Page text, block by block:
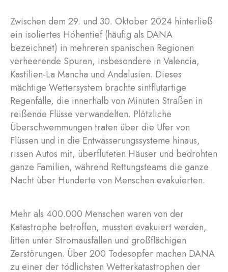
Zwischen dem 29. und 30. Oktober 2024 hinterließ
ein isoliertes Höhentief (häufig als DANA
bezeichnet) in mehreren spanischen Regionen
verheerende Spuren, insbesondere in Valencia,
Kastilien-La Mancha und Andalusien. Dieses
mächtige Wettersystem brachte sintflutartige
Regenfälle, die innerhalb von Minuten Straßen in
reißende Flüsse verwandelten. Plötzliche
Überschwemmungen traten über die Ufer von
Flüssen und in die Entwässerungssysteme hinaus,
rissen Autos mit, überfluteten Häuser und bedrohten
ganze Familien, während Rettungsteams die ganze
Nacht über Hunderte von Menschen evakuierten.
Mehr als 400.000 Menschen waren von der
Katastrophe betroffen, mussten evakuiert werden,
litten unter Stromausfällen und großflächigen
Zerstörungen. Über 200 Todesopfer machen DANA
zu einer der tödlichsten Wetterkatastrophen der